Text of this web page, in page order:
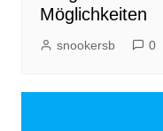
Möglichkeiten
snookersb 0